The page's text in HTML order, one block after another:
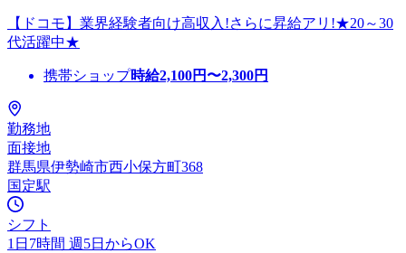
【ドコモ】業界経験者向け高収入!さらに昇給アリ!★20～30
代活躍中★
携帯ショップ時給2,100円〜2,300円
勤務地
面接地
群馬県伊勢崎市西小保方町368
国定駅
シフト
1日7時間 週5日からOK